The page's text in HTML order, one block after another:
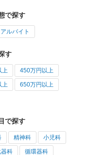
で探す
ルバイト
す
上 450万円以上
上 650万円以上
で探す
精神科 小児科
科 循環器科